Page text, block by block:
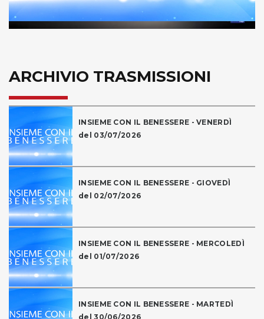
ARCHIVIO TRASMISSIONI
INSIEME CON IL BENESSERE - VENERDÌ
del 03/07/2026
INSIEME CON IL BENESSERE - GIOVEDÌ
del 02/07/2026
INSIEME CON IL BENESSERE - MERCOLEDÌ
del 01/07/2026
INSIEME CON IL BENESSERE - MARTEDÌ
del 30/06/2026